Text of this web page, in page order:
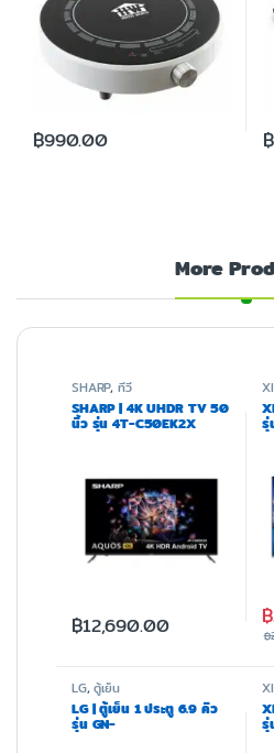
More
SHARP,ทีวี
SHARP | 4K UHDR TV 50
นิ้ว รุ่น 4T-C50EK2X
฿12,690.00
รุ่
฿
฿
LG,ตู้เย็น
LG | ตู้เย็น 1 ประตู 6.9 คิว
รุ่น GN-
Y331CQS.ABNPLMT
รุ่
฿990.00 ฿